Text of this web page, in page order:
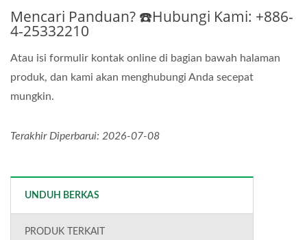
Mencari Panduan? ☎️Hubungi Kami: +886-
4-25332210
Atau isi formulir kontak online di bagian bawah halaman
produk, dan kami akan menghubungi Anda secepat
mungkin.
Terakhir Diperbarui: 2026-07-08
UNDUH BERKAS
PRODUK TERKAIT